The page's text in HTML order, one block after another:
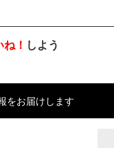
！ しよう
をお届けします